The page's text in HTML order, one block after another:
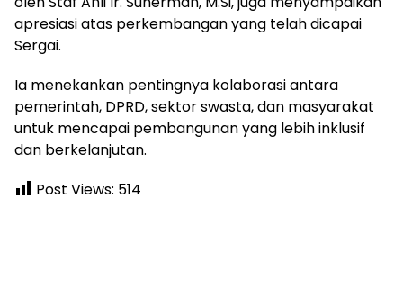
apresiasi atas perkembangan yang telah dicapai
Sergai.
Ia menekankan pentingnya kolaborasi antara
pemerintah, DPRD, sektor swasta, dan masyarakat
untuk mencapai pembangunan yang lebih inklusif
dan berkelanjutan.
Post Views: 514